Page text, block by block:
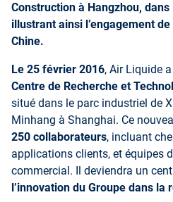
Construction à Hangzhou,
illustrant ainsi l’engagement
Chine.
Le 25 février 2016, Air Liquide
Centre de Recherche et
situé dans le parc industriel de
Minhang à Shanghai. Ce
250 collaborateurs, incluant
applications clients, et équipes
commercial. Il deviendra un
l’innovation du Groupe dans